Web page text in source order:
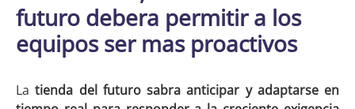
futuro debera permitir a los
equipos ser mas proactivos
Latienda del futuro sabra anticipar y adaptarse en